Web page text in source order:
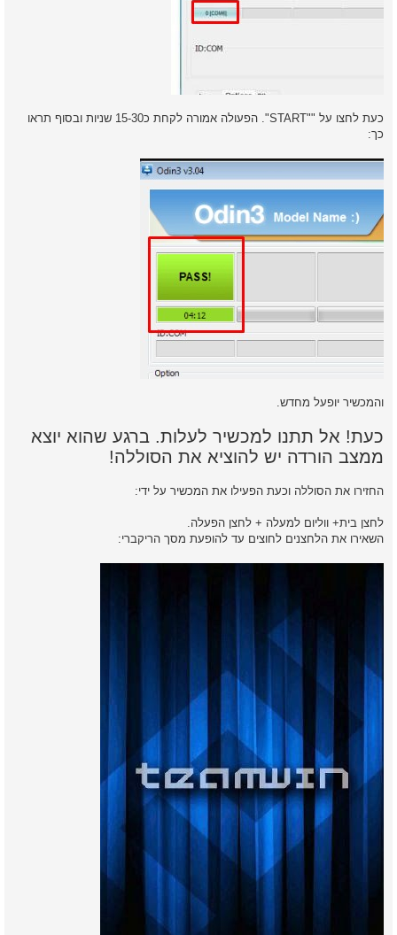
כעת לחצו על ""START". הפעולה אמורה לקחת כ15-30 שניות ובסוף תראו
כך:
והמכשיר יופעל מחדש.
כעת! אל תתנו למכשיר לעלות. ברגע שהוא יוצא
ממצב הורדה יש להוציא את הסוללה!
החזירו את הסוללה וכעת הפעילו את המכשיר על ידי:
לחצן בית+ ווליום למעלה + לחצן הפעלה.
השאירו את הלחצנים לחוצים עד להופעת מסך הריקברי: